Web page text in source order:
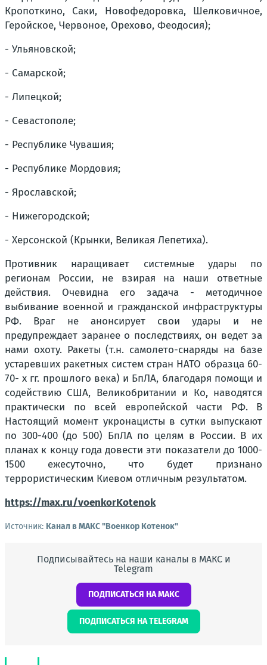
Кропоткино, Саки, Новофедоровка, Шелковичное,
Геройское, Червоное, Орехово, Феодосия);
- Ульяновской;
- Самарской;
- Липецкой;
- Севастополе;
- Республике Чувашия;
- Республике Мордовия;
- Ярославской;
- Нижегородской;
- Херсонской (Крынки, Великая Лепетиха).
Противник наращивает системные удары по
регионам России, не взирая на наши ответные
действия. Очевидна его задача - методичное
выбивание военной и гражданской инфраструктуры
РФ. Враг не анонсирует свои удары и не
предупреждает заранее о последствиях, он ведет за
нами охоту. Ракеты (т.н. самолето-снаряды на базе
устаревших ракетных систем стран НАТО образца 60-
70- х гг. прошлого века) и БпЛА, благодаря помощи и
содействию США, Великобритании и Ко, наводятся
практически по всей европейской части РФ. В
Настоящий момент укронацисты в сутки выпускают
по 300-400 (до 500) БпЛА по целям в России. В их
планах к концу года довести эти показатели до 1000-
1500 ежесуточно, что будет признано
террористическим Киевом отличным результатом.
https://max.ru/voenkorKotenok
Источник: Канал в МАКС "Военкор Котенок"
Подписывайтесь на наши каналы в МАКС и
Telegram
ПОДПИСАТЬСЯ НА МАКС
ПОДПИСАТЬСЯ НА TELEGRAM